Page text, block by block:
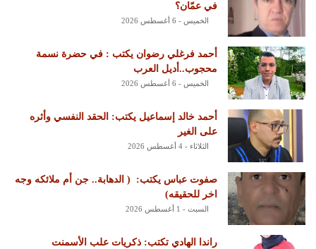
في عمّان؟
الخميس - 6 أغسطس 2026
أحمد فرغلي رضوان يكتب : في حضرة نسمة
محجوب..أديل العرب
الخميس - 6 أغسطس 2026
أحمد خالد إسماعيل يكتب: الحقد النفسي وأثره
على الغير
الثلاثاء - 4 أغسطس 2026
‏صفوت عباس يكتب: ‏ ‏( الدهابة.. جن أم ملائكه وجه
اخر للحقيقه)
السبت - 1 أغسطس 2026
راندا الهادي تكتب: ذكريات علب الأسمنت